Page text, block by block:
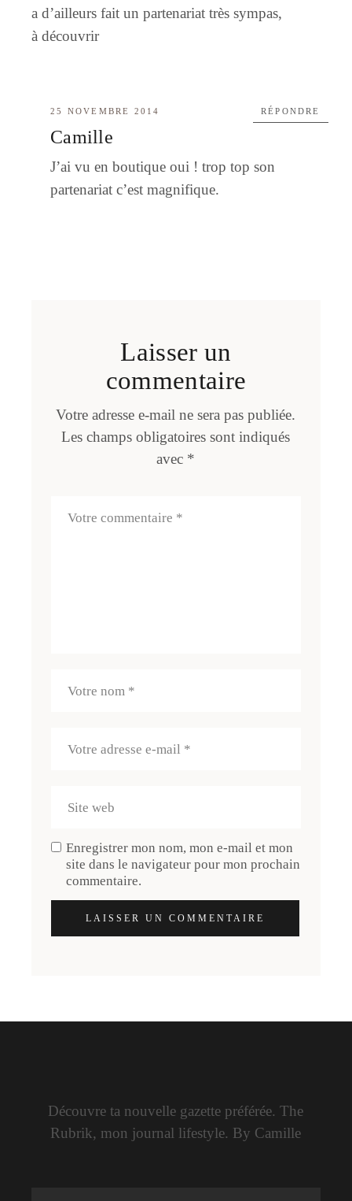
a d’ailleurs fait un partenariat très sympas,
à découvrir
25 NOVEMBRE 2014
Camille
J’ai vu en boutique oui ! trop top son
partenariat c’est magnifique.
RÉPONDRE
Laisser un
commentaire
Votre adresse e-mail ne sera pas publiée.
Les champs obligatoires sont indiqués
avec *
Enregistrer mon nom, mon e-mail et mon
site dans le navigateur pour mon prochain
commentaire.
LAISSER UN COMMENTAIRE
Découvre ta nouvelle gazette préférée. The
Rubrik, mon journal lifestyle. By Camille